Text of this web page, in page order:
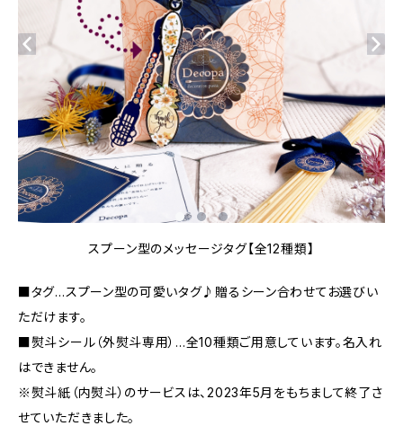
スプーン型のメッセージタグ【全12種類】
■タグ…スプーン型の可愛いタグ♪贈るシーン合わせてお選びい
ただけます。
■熨斗シール（外熨斗専用）…全10種類ご用意しています。名入れ
はできません。
※熨斗紙（内熨斗）のサービスは、2023年5月をもちまして終了さ
せていただきました。